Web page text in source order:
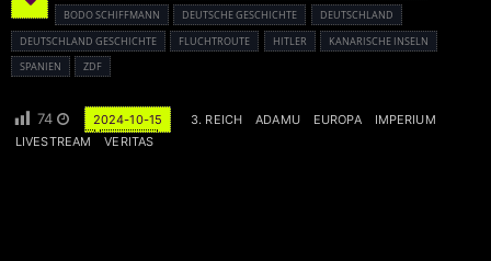
BODO SCHIFFMANN
DEUTSCHE GESCHICHTE
DEUTSCHLAND
DEUTSCHLAND GESCHICHTE
FLUCHTROUTE HITLER
KANARISCHE INSELN
SPANIEN
ZDF
74 2024-10-15 3. REICH ADAMU EUROPA
IMPERIUM
LIVESTREAM
VERITAS